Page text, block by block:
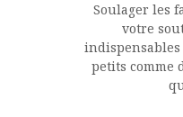
COLLELS
LE
POUR
Soulager les
votre
petits comme